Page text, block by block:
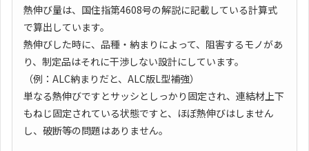
熱伸び量は、国住指第4608号の解説に記載している計算式
で算出しています。
熱伸びした時に、品種・納まりによって、阻害するモノがあ
り、制定品はそれに干渉しない設計にしています。
（例：ALC納まりだと、ALC版L型補強）
単なる熱伸びですとサッシとしっかり固定され、連結材上下
もねじ固定されている状態ですと、ほぼ熱伸びはしません
し、破断等の問題はありません。